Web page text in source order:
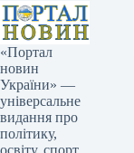
«Портал
новин
України» —
універсальне
видання про
політику,
освіту, спорт